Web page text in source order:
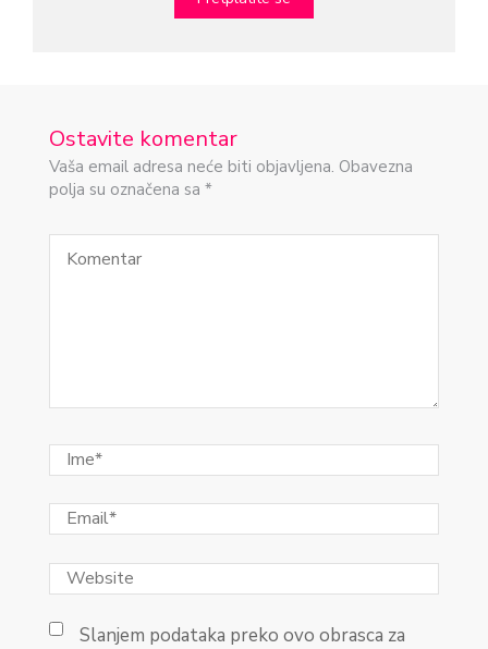
Ostavite komentar
Vaša email adresa neće biti objavljena. Obavezna
polja su označena sa *
Slanjem podataka preko ovo obrasca za